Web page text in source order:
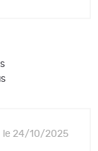
le 24/10/2025